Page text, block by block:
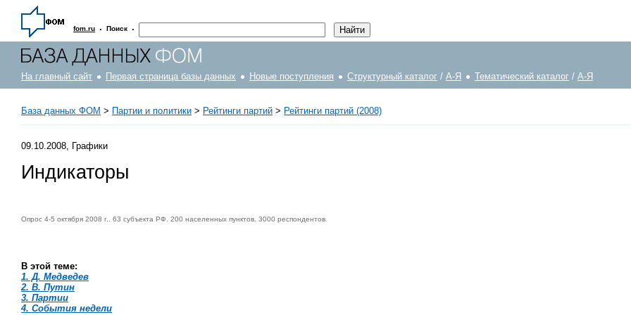
fom.ru · Поиск ·
На главный сайт Первая страница базы данных Новые поступления Структурный каталог / А-Я Тематический каталог / А-Я
База данных ФОМ > Партии и политики > Рейтинги партий > Рейтинги партий (2008)
09.10.2008, Графики
Индикаторы
Опрос 4-5 октября 2008 г.. 63 субъекта РФ. 200 населенных пунктов. 3000 респондентов.
В этой теме:
1. Д. Медведев
2. В. Путин
3. Партии
4. События недели